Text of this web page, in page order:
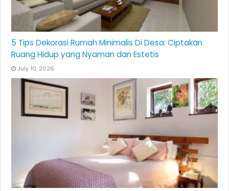
5 Tips Dekorasi Rumah Minimalis Di Desa: Ciptakan
Ruang Hidup yang Nyaman dan Estetis
July 10, 2026